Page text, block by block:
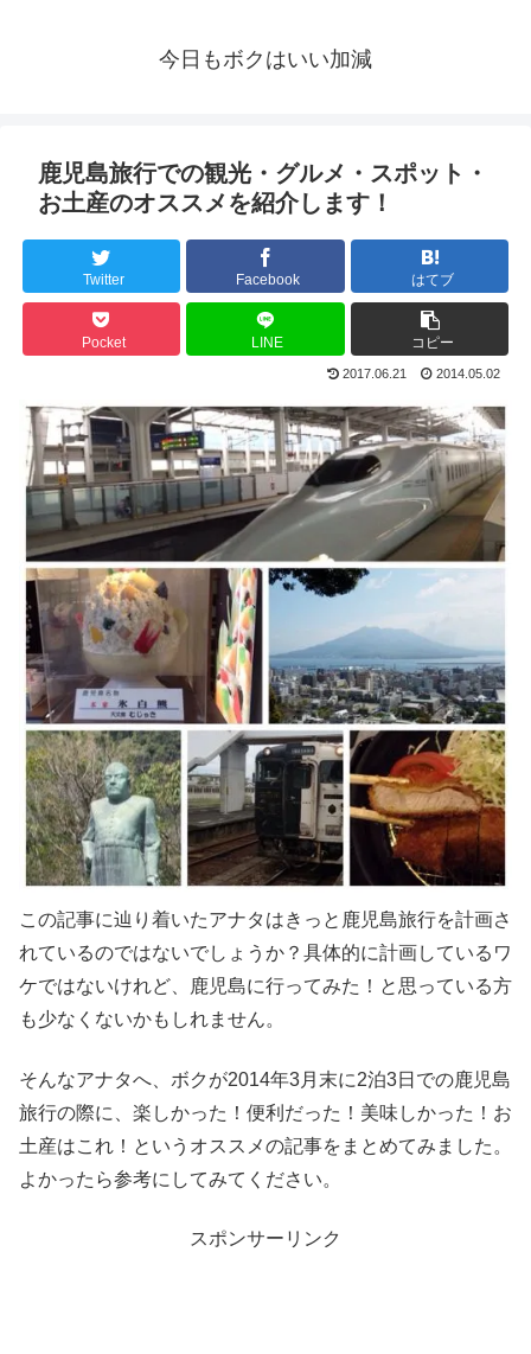
今日もボクはいい加減
鹿児島旅行での観光・グルメ・スポット・
お土産のオススメを紹介します！
Twitter Facebook はてブ
Pocket LINE コピー
2017.06.21 2014.05.02
この記事に辿り着いたアナタはきっと鹿児島旅行を計画さ
れているのではないでしょうか？具体的に計画しているワ
ケではないけれど、鹿児島に行ってみた！と思っている方
も少なくないかもしれません。
そんなアナタへ、ボクが2014年3月末に2泊3日での鹿児島
旅行の際に、楽しかった！便利だった！美味しかった！お
土産はこれ！というオススメの記事をまとめてみました。
よかったら参考にしてみてください。
スポンサーリンク